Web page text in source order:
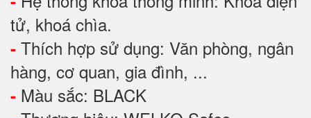
tử, khoá chìa.
- Thích hợp sử dụng: Văn phòng, ngân
hàng, cơ quan, gia đình, ...
- Màu sắc: BLACK